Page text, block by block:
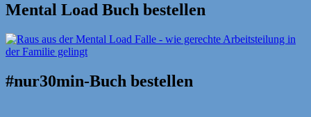
Mental Load Buch bestellen
#nur30min-Buch bestellen